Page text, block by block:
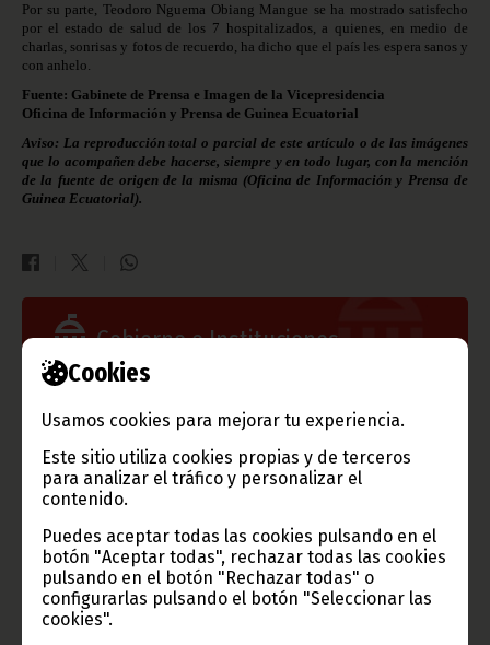
Cookies
Usamos cookies para mejorar tu experiencia.
Este sitio utiliza cookies propias y de terceros
para analizar el tráfico y personalizar el
contenido.
Puedes aceptar todas las cookies pulsando en el
botón "Aceptar todas", rechazar todas las cookies
pulsando en el botón "Rechazar todas" o
configurarlas pulsando el botón "Seleccionar las
cookies".
Por su parte, Teodoro Nguema Obiang Mangue se ha mostrado satisfecho
por el estado de salud de los 7 hospitalizados, a quienes, en medio de
charlas, sonrisas y fotos de recuerdo, ha dicho que el país les espera sanos y
con anhelo.
Fuente: Gabinete de Prensa e Imagen de la Vicepresidencia
Oficina de Información y Prensa de Guinea Ecuatorial
Aviso: La reproducción total o parcial de este artículo o de las imágenes
que lo acompañen debe hacerse, siempre y en todo lugar, con la mención
de la fuente de origen de la misma (Oficina de Información y Prensa de
Guinea Ecuatorial).
Gobierno e Instituciones
Información de Guinea Ecuatorial
TVGE